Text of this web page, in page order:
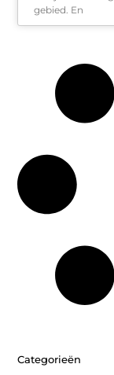
gebied. En
Categorieën